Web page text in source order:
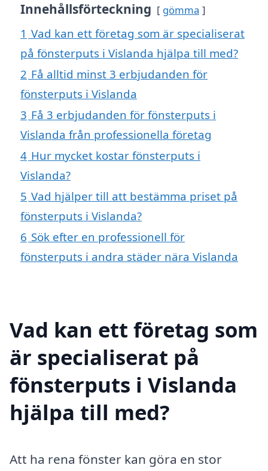
Innehållsförteckning gömma
1 Vad kan ett företag som är specialiserat
på fönsterputs i Vislanda hjälpa till med?
2 Få alltid minst 3 erbjudanden för
fönsterputs i Vislanda
3 Få 3 erbjudanden för fönsterputs i
Vislanda från professionella företag
4 Hur mycket kostar fönsterputs i
Vislanda?
5 Vad hjälper till att bestämma priset på
fönsterputs i Vislanda?
6 Sök efter en professionell för
fönsterputs i andra städer nära Vislanda
Vad kan ett företag som
är specialiserat på
fönsterputs i Vislanda
hjälpa till med?
Att ha rena fönster kan göra en stor